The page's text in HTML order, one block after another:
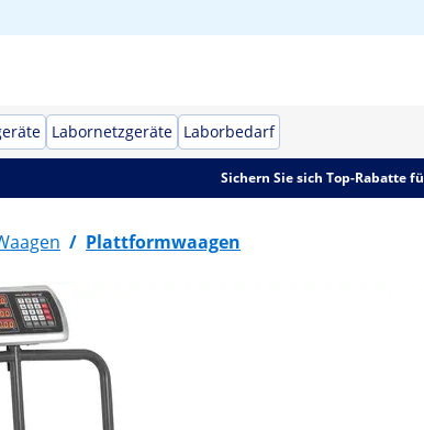
Labornetzgeräte Laborbedarf
Sichern Sie sich Top-Rabatte
/ Plattformwaagen